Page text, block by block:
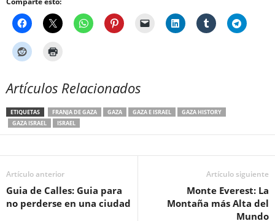
Artículos Relacionados
ETIQUETAS FRANJA DE GAZA GAZA GAZA E ISRAEL
GAZA HISTORY
GAZA ISRAEL
ISRAEL
Artículo anterior
Guia de Calles: Guia para
no perderse en una ciudad
Artículo siguiente
Monte Everest: La
Montaña más Alta del
Mundo